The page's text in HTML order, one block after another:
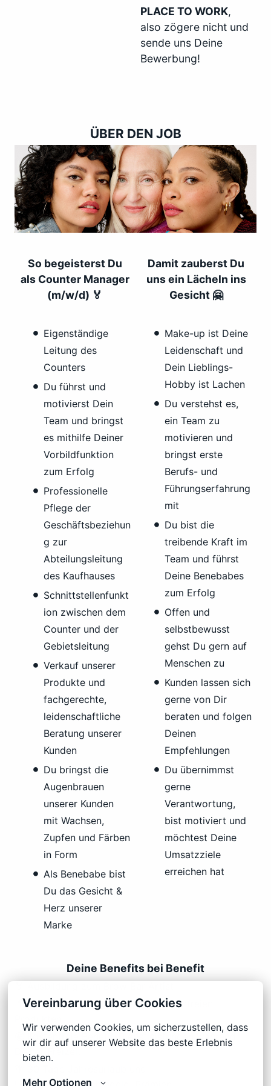
Vereinbarung über Cookies
Wir verwenden Cookies, um sicherzustellen, dass
wir dir auf unserer Website das beste Erlebnis
bieten.
Mehr Optionen
PLACE TO WORK,
also zögere nicht und
sende uns Deine
Bewerbung!
ÜBER DEN JOB
So begeisterst Du
als Counter Manager
(m/w/d) 🏅
Eigenständige
Leitung des
Counters
Du führst und
motivierst Dein
Team und bringst
es mithilfe Deiner
Vorbildfunktion
zum Erfolg
Professionelle
Pflege der
Geschäftsbeziehun
g zur
Abteilungsleitung
des Kaufhauses
Schnittstellenfunkt
ion zwischen dem
Counter und der
Gebietsleitung
Verkauf unserer
Produkte und
fachgerechte,
leidenschaftliche
Beratung unserer
Kunden
Du bringst die
Augenbrauen
unserer Kunden
mit Wachsen,
Zupfen und Färben
in Form
Als Benebabe bist
Du das Gesicht &
Herz unserer
Marke
Damit zauberst Du
uns ein Lächeln ins
Gesicht 🤗
Make-up ist Deine
Leidenschaft und
Dein Lieblings-
Hobby ist Lachen
Du verstehst es,
ein Team zu
motivieren und
bringst erste
Berufs- und
Führungserfahrung
mit
Du bist die
treibende Kraft im
Team und führst
Deine Benebabes
zum Erfolg
Offen und
selbstbewusst
gehst Du gern auf
Menschen zu
Kunden lassen sich
gerne von Dir
beraten und folgen
Deinen
Empfehlungen
Du übernimmst
gerne
Verantwortung,
bist motiviert und
möchtest Deine
Umsatzziele
erreichen hat
Deine Benefits bei Benefit
💄 Ein jährliches Kontingent an kostenfreien
🤩 Kostenfreie Benefit-Dienstleistungen während
Deiner Freizeit